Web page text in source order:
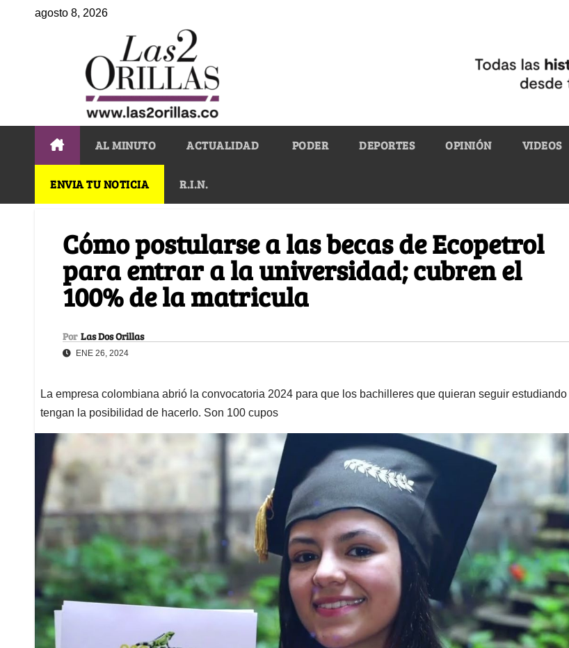
agosto 8, 2026
AL MINUTO ACTUALIDAD PODER DEPORTES OPINIÓN VIDEOS
ENVIA TU NOTICIA R.I.N.
Cómo postularse a las becas de Ecopetrol
para entrar a la universidad; cubren el
100% de la matricula
Por Las Dos Orillas
ENE 26, 2024
La empresa colombiana abrió la convocatoria 2024 para que los bachilleres que quieran seguir estudiando
tengan la posibilidad de hacerlo. Son 100 cupos